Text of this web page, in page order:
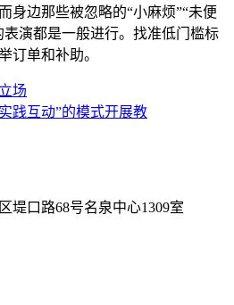
身边那些被忽略的“小麻烦”“未便
演都是一般进行。找准低门槛标
订单和补助。
场
践互动”的模式开展教
堤口路68号名泉中心1309室